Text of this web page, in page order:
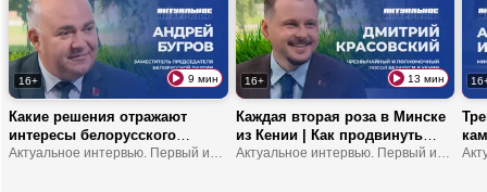
16+ 9 мин
Какие решения отражают
интересы белорусского
народа? | Что устанавливает
16+ 13 мин
Каждая вторая роза в Минске
из Кении | Как продвинуть
туда молочку? | В Африке